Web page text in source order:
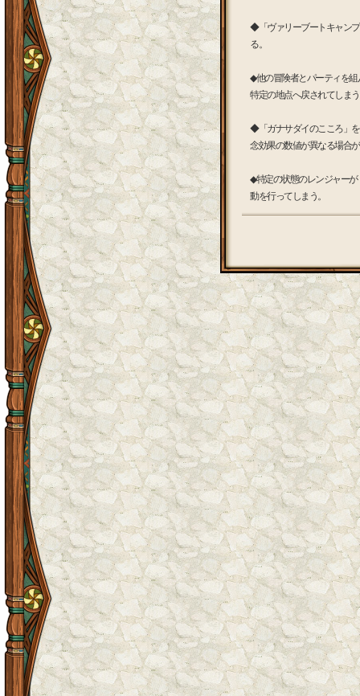
◆「ヴァリーブートキャン
る。
◆他の冒険者とパーティを組
特定の地点へ戻されてしま
◆「ガナサダイのこころ」
念効果の数値が異なる場合
◆特定の状態のレンジャーが
動を行ってしまう。